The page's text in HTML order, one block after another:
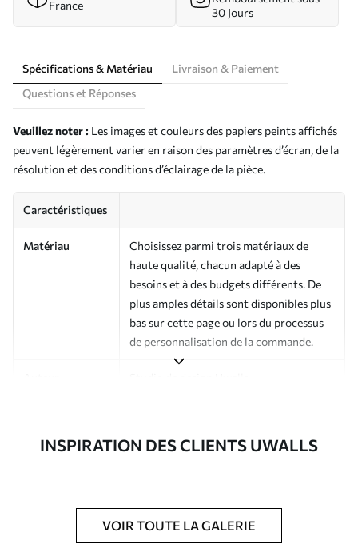
France
30 Jours
Spécifications & Matériau
Livraison & Paiement
Questions et Réponses
Veuillez noter : Les images et couleurs des papiers peints affichés
peuvent légèrement varier en raison des paramètres d’écran, de la
résolution et des conditions d’éclairage de la pièce.
Caractéristiques
Matériau
Choisissez parmi trois matériaux de
haute qualité, chacun adapté à des
besoins et à des budgets différents. De
plus amples détails sont disponibles plus
bas sur cette page ou lors du processus
de personnalisation de la commande.
Finition Semi-mate
Vernis protecteur et/ou colle pour
INSPIRATION DES CLIENTS UWALLS
VOIR TOUTE LA GALERIE